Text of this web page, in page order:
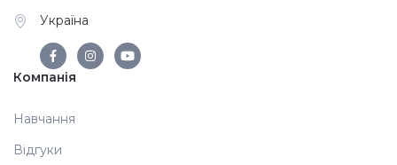
Фарби для розпису
Фольга для лиття (ефект кракелюра)
Україна
Компанія
Навчання
Відгуки